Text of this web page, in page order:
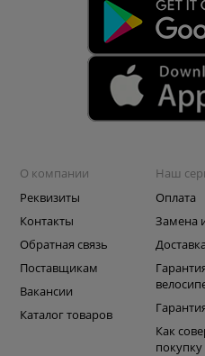
О компании
Реквизиты
Контакты
Обратная связь
Поставщикам
Вакансии
Каталог товаров
Наш
Оплата
Замена
Доставка
Как
покупку